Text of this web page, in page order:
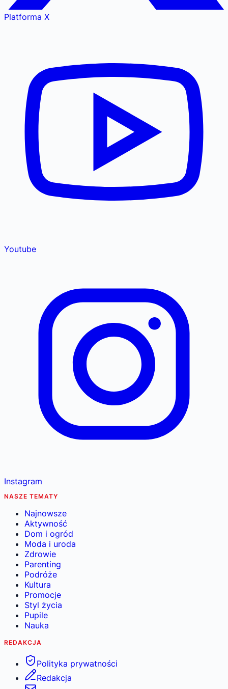
Platforma X
Youtube
Instagram
NASZE TEMATY
Najnowsze
Aktywność
Dom i ogród
Moda i uroda
Zdrowie
Parenting
Podróże
Kultura
Promocje
Styl życia
Pupile
Nauka
REDAKCJA
Polityka prywatności
Redakcja